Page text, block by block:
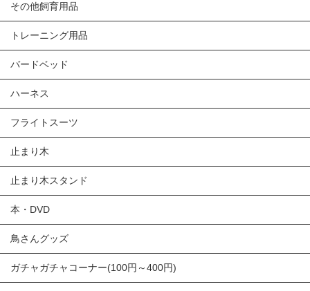
その他飼育用品
トレーニング用品
バードベッド
ハーネス
フライトスーツ
止まり木
止まり木スタンド
本・DVD
鳥さんグッズ
ガチャガチャコーナー(100円～400円)